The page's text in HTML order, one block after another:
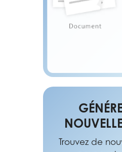
Trouvez de